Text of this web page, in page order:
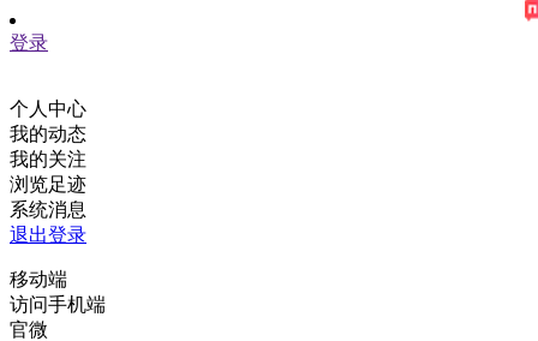
登录
个人中心
我的动态
我的关注
浏览足迹
系统消息
退出登录
移动端
访问手机端
官微